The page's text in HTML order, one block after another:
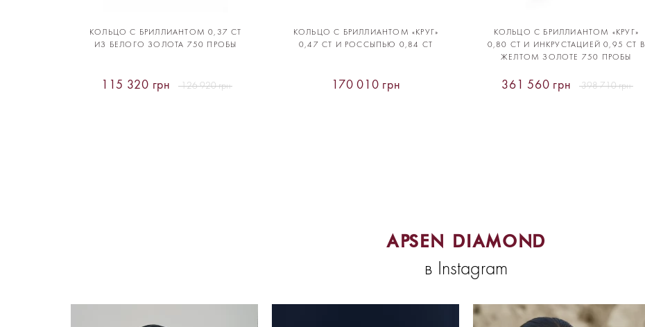
КОЛЬЦО С БРИЛЛИАНТОМ 0,37 CT
ИЗ БЕЛОГО ЗОЛОТА 750 ПРОБЫ
115 320 грн 126 920 грн
КОЛЬЦО С БРИЛЛИАНТОМ «КРУГ»
0,47 CT И РОССЫПЬЮ 0,84 CT
170 010 грн
КОЛЬЦО С БРИЛЛИАНТОМ «КРУГ»
0,80 CT И ИНКРУСТАЦИЕЙ 0,95 CT В
ЖЕЛТОМ ЗОЛОТЕ 750 ПРОБЫ
361 560 грн 398 710 грн
APSEN DIAMOND
в Instagram